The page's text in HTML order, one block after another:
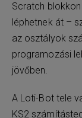
Scratch
léphetnek át –
az osztályok
programozási
jövőben.
A Loti-Bot tele
KS2